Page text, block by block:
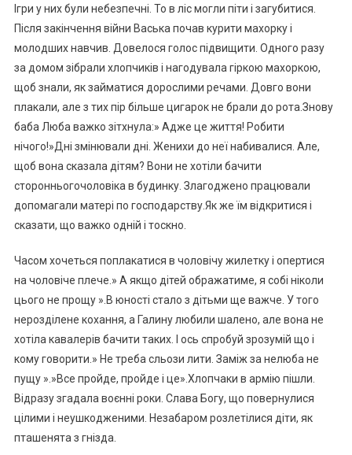
Ігри у них були небезпечні. То в ліс могли піти і загубитися.
Після закінчення війни Васька почав курити махорку і
молодших навчив. Довелося голос підвищити. Одного разу
за домом зібрали хлопчиків і нагодувала гіркою махоркою,
щоб знали, як займатися дорослими речами. Довго вони
плакали, але з тих пір більше цигарок не брали до рота.Знову
баба Люба важко зітхнула:» Адже це життя! Робити
нічого!»Дні змінювали дні. Женихи до неї набивалися. Але,
щоб вона сказала дітям? Вони не хотіли бачити
сторонньогочоловіка в будинку. Злагоджено працювали
допомагали матері по господарству.Як же їм відкритися і
сказати, що важко одній і тоскно.
Часом хочеться поплакатися в чоловічу жилетку і опертися
на чоловіче плече.» А якщо дітей ображатиме, я собі ніколи
цього не прощу ».В юності стало з дітьми ще важче. У того
нерозділене кохання, а Галину любили шалено, але вона не
хотіла кавалерів бачити таких. І ось спробуй зрозумій що і
кому говорити.» Не треба сльози лити. Заміж за нелюба не
пущу ».»Все пройде, пройде і це».Хлопчаки в армію пішли.
Відразу згадала воєнні роки. Слава Богу, що повернулися
цілими і неушкодженими. Незабаром розлетілися діти, як
пташенята з гнізда.